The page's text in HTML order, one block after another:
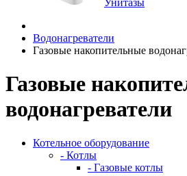
Унитазы
Водонагреватели
Газовые накопительные
Газовые
водонагреватели
Котельное оборудование
- Котлы
- Газовые котлы